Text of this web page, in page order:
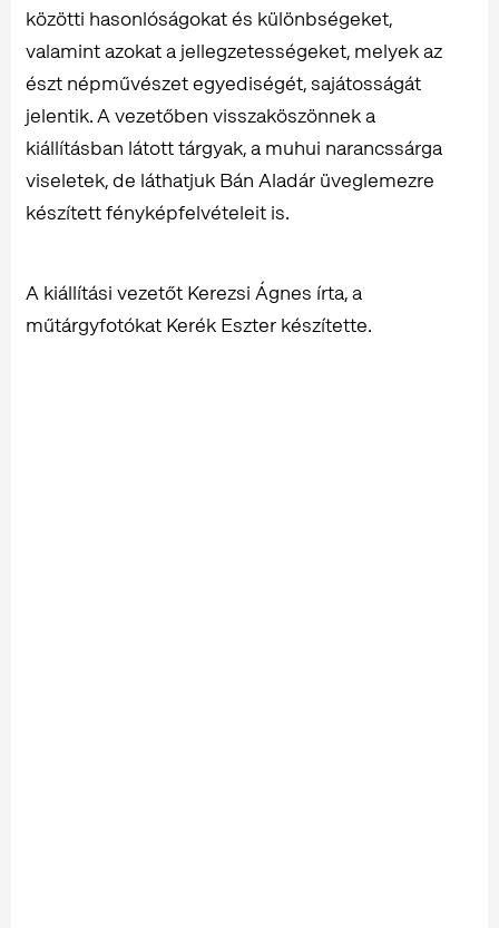
közötti hasonlóságokat és különbségeket,
valamint azokat a jellegzetességeket, melyek az
észt népművészet egyediségét, sajátosságát
jelentik. A vezetőben visszaköszönnek a
kiállításban látott tárgyak, a muhui narancssárga
viseletek, de láthatjuk Bán Aladár üveglemezre
készített fényképfelvételeit is.
A kiállítási vezetőt Kerezsi Ágnes írta, a
műtárgyfotókat Kerék Eszter készítette.